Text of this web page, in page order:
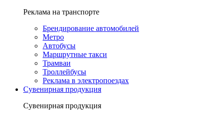
Реклама на транспорте
Брендирование автомобилей
Метро
Автобусы
Маршрутные такси
Трамваи
Троллейбусы
Реклама в электропоездах
Сувенирная продукция
Сувенирная продукция